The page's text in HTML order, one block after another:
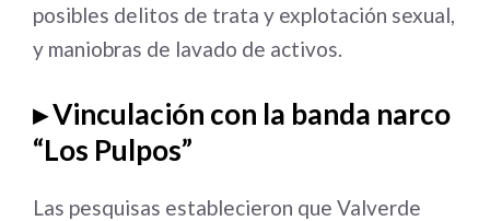
posibles delitos de trata y explotación sexual,
y maniobras de lavado de activos
▸ Vinculación con la banda narco
“Los Pulpos”
Las pesquisas establecieron que Valverde